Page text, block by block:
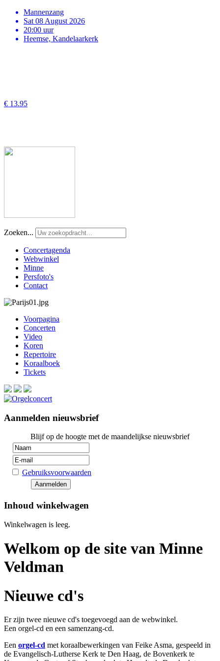
Mannenzang
Sat 08 August 2026
20:00 uur
Heemse, Kandelaarkerk
€ 13.95
Zoeken...
Concertagenda
Webwinkel
Minne
Persfoto's
Contact
Voorpagina
Concerten
Video
Koren
Repertoire
Koraalboek
Tickets
Aanmelden nieuwsbrief
Blijf op de hoogte met de maandelijkse nieuwsbrief
Gebruiksvoorwaarden
Inhoud winkelwagen
Winkelwagen is leeg.
Welkom op de site van Minne
Veldman
Nieuwe cd's
Er zijn twee nieuwe cd's toegevoegd aan de webwinkel.
Een orgel-cd en een samenzang-cd.
Een orgel-cd met koraalbewerkingen van Feike Asma, gespeeld in
de Evangelisch-Lutherse Kerk te Den Haag, de Bovenkerk te